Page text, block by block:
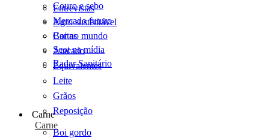
Entrevistas
Agro sustentável
Cartas
Scot na mídia
Radar Sanitário
Couro e sebo
Mercado futuro
Boi no mundo
Atacado
Equivalentes
Leite
Grãos
Reposição
Carne
Carne
Boi gordo